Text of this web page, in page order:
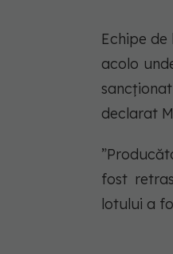
Echipe
acolo
declarat
fost
lotului a